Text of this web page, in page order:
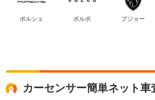
ポルシェ ボルボ プジョー
カーセンサー簡単ネット車